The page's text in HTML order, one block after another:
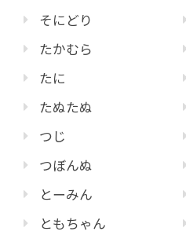
そにどり
たかむら
たに
たぬたぬ
つじ
つぼんぬ
とーみん
ともちゃん